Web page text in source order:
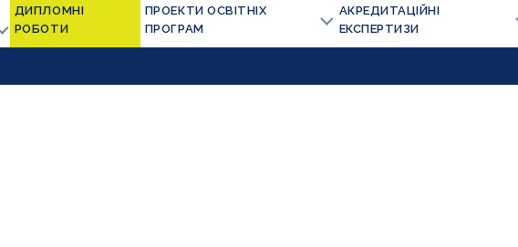
ДИПЛОМНІ
РОБОТИ
ПРОЕКТИ ОСВІТНІХ
ПРОГРАМ
АКРЕДИТАЦІЙНІ
ЕКСПЕРТИЗИ